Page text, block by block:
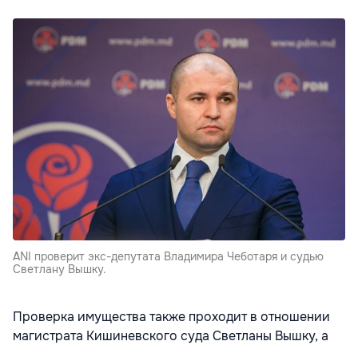
ANI проверит экс-депутата Владимира Чеботаря и судью
Светлану Вышку.
Проверка имущества также проходит в отношении
магистрата Кишиневского суда Светланы Вышку, а